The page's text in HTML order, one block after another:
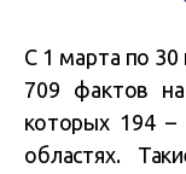
С 1 марта по 30
709 фактов
которых 194 –
областях.